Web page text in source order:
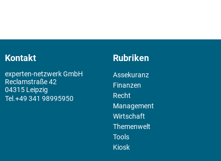
Kontakt
experten-netzwerk GmbH
Reclamstraße 42
04315 Leipzig
+49 341 98995950
Rubriken
Assekuranz
Finanzen
Recht
Management
Wirtschaft
Themenwelt
Tools
Kiosk